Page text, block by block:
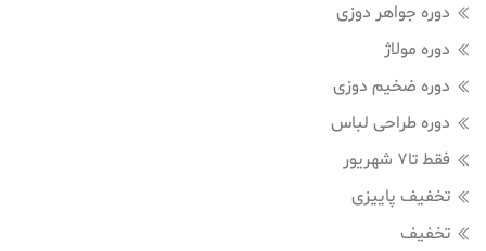
دوره جواهر دوزی
دوره مولاژ
دوره ضخیم دوزی
دوره طراحی لباس
فقط تا7 شهریور
تخفیف پاییزی
تخفیف